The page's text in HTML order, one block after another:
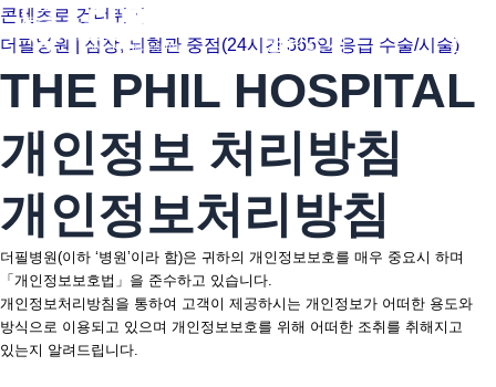
콘텐츠로 건너뛰기
더필병원 | 심장, 뇌혈관 중점(24시간 365일 응급 수술/시술)
병원소개 진료
THE PHIL HOSPITAL
개인정보 처리방침
개인정보처리방침
더필병원(이하 ‘병원’이라 함)은 귀하의 개인정보보호를 매우 중요시 하며
「개인정보보호법」을 준수하고 있습니다.
개인정보처리방침을 통하여 고객이 제공하시는 개인정보가 어떠한 용도와
방식으로 이용되고 있으며 개인정보보호를 위해 어떠한 조취를 취해지고
있는지 알려드립니다.